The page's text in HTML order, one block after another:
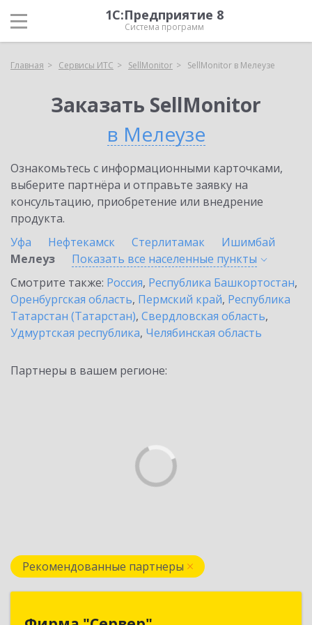
1С:Предприятие 8
Система программ
Главная Сервисы ИТС SellMonitor SellMonitor в Мелеузе
Заказать SellMonitor
в Мелеузе
Ознакомьтесь с информационными карточками,
выберите партнёра и отправьте заявку на
консультацию, приобретение или внедрение
продукта.
Уфа
Нефтекамск Стерлитамак
Ишимбай
Мелеуз
Показать все населенные пункты
Смотрите также: Россия, Республика Башкортостан,
Оренбургская область, Пермский край, Республика
Татарстан (Татарстан), Свердловская область,
Удмуртская республика, Челябинская область
Партнеры в вашем регионе:
Рекомендованные партнеры